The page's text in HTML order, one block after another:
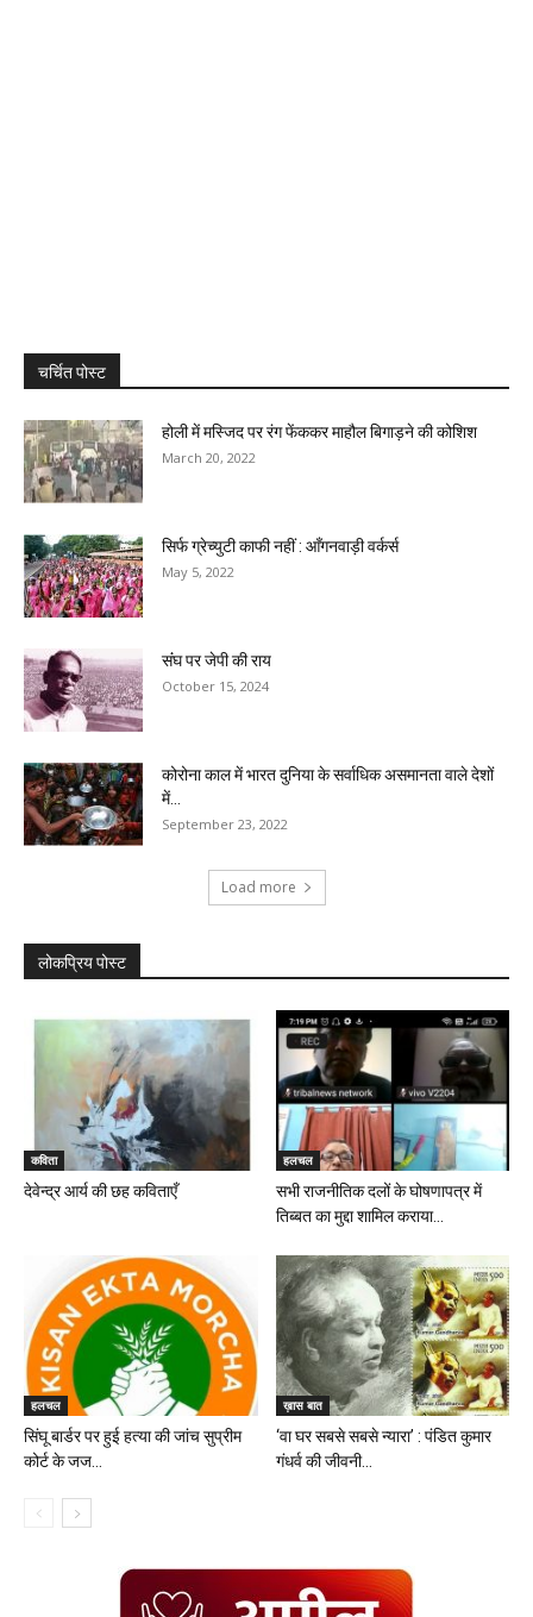
चर्चित पोस्ट
होली में मस्जिद पर रंग फेंककर माहौल बिगाड़ने की कोशिश
March 20, 2022
सिर्फ ग्रेच्युटी काफी नहीं : आँगनवाड़ी वर्कर्स
May 5, 2022
संंघ पर जेपी की राय
October 15, 2024
कोरोना काल में भारत दुनिया के सर्वाधिक असमानता वाले देशों
में...
September 23, 2022
Load more
लोकप्रिय पोस्ट
कविता
देवेन्द्र आर्य की छह कविताएँ
हलचल
सभी राजनीतिक दलों के घोषणापत्र में
तिब्बत का मुद्दा शामिल कराया...
हलचल
सिंघू बार्डर पर हुई हत्या की जांच सुप्रीम
कोर्ट के जज...
ख़ास बात
‘वा घर सबसे सबसे न्यारा’ : पंडित कुमार
गंधर्व की जीवनी...